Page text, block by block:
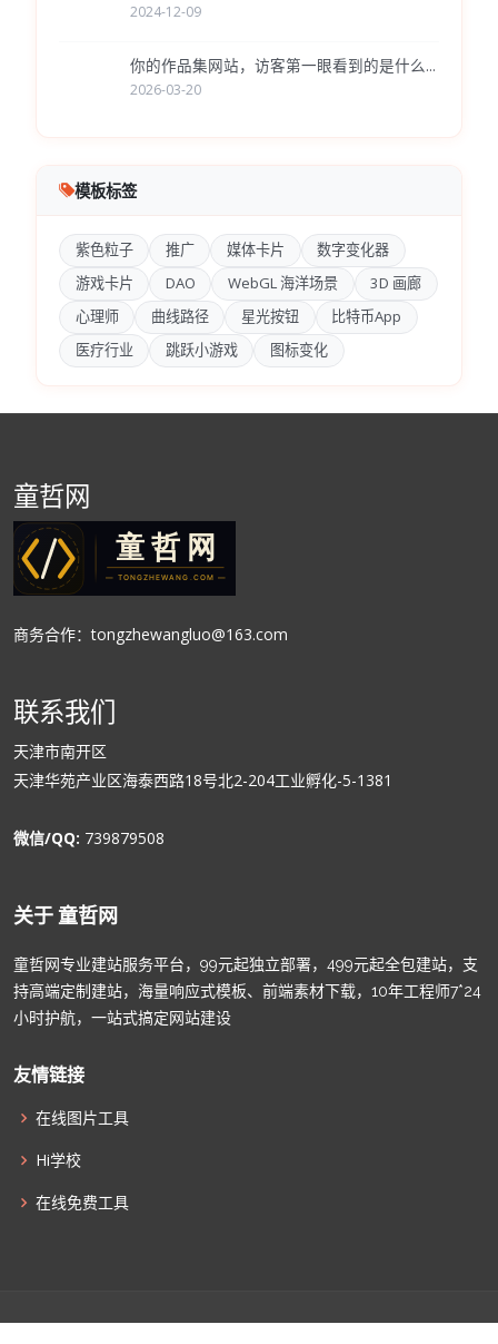
2024-12-09
你的作品集网站，访客第一眼看到的是什么...
2026-03-20
模板标签
紫色粒子 推广 媒体卡片
数字变化器
游戏卡片
DAO WebGL 海洋场景
3D 画廊
心理师
曲线路径 星光按钮
比特币App
医疗行业
跳跃小游戏 图标变化
童哲网
商务合作：tongzhewangluo@163.com
联系我们
天津市南开区
天津华苑产业区海泰西路18号北2-204工业孵化-5-1381
微信/QQ: 739879508
关于 童哲网
童哲网专业建站服务平台，99元起独立部署，499元起全包建站，支
持高端定制建站，海量响应式模板、前端素材下载，10年工程师7*24
小时护航，一站式搞定网站建设
友情链接
在线图片工具
Hi学校
在线免费工具